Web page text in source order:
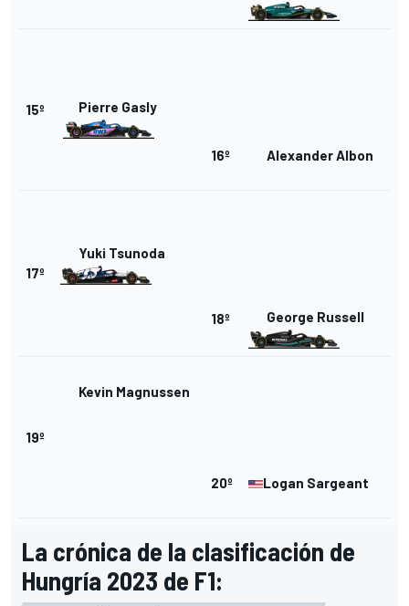
15º Pierre Gasly
16º Alexander Albon
17º
Yuki Tsunoda
18º George Russell
19º
Kevin Magnussen
20º Logan Sargeant
La crónica de la clasificación de
Hungría 2023 de F1: